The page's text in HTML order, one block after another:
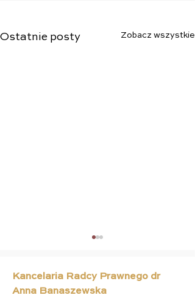
Ostatnie posty Zobacz wszystkie
Kancelaria Radcy Prawnego dr
Anna Banaszewska